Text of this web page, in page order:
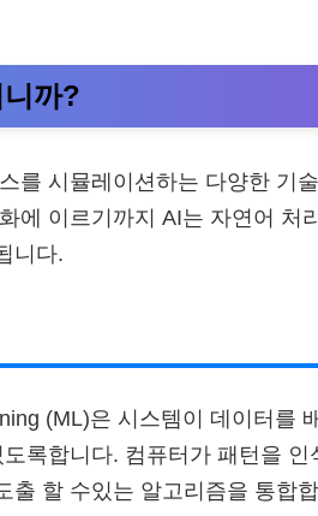
까?
를 시뮬레이션하는 다양한 기
에 이르기까지 AI는 자연어 처
니다.
(ML)은 시스템이 데이터를
록합니다. 컴퓨터가 패턴을 인
출 할 수있는 알고리즘을 통합